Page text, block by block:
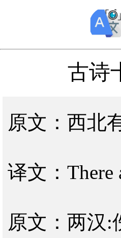
古诗
原文：西北
译文：There
原文：两汉: